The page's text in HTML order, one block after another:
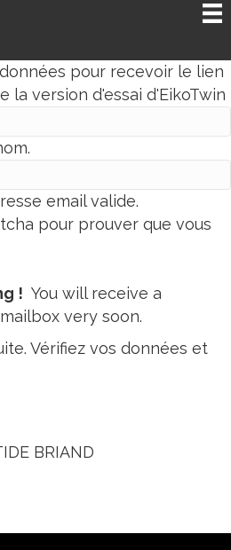
pour recevoir le lien
la version d'essai d'EikoTwin
email valide.
pour prouver que vous
! You will receive a
very soon.
Vérifiez vos données et
BRIAND